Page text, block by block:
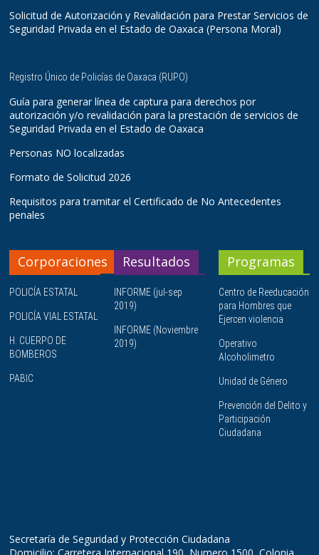
Solicitud de Autorización y Revalidación para Prestar Servicios de
Seguridad Privada en el Estado de Oaxaca (Persona Moral)
Registro Único de Policías de Oaxaca (RUPO)
Guía para generar línea de captura para derechos por
autorización y/o revalidación para la prestación de servicios de
Seguridad Privada en el Estado de Oaxaca
Personas NO localizadas
Formato de Solicitud 2026
Requisitos para tramitar el Certificado de No Antecedentes
penales
Corporaciones
POLICÍA ESTATAL
POLICÍA VIAL ESTATAL
H. CUERPO DE
BOMBEROS
PABIC
Resultados
INFORME (jul-sep
2019)
INFORME (Noviembre
2019)
Programas
Centro de Reeducación
para Hombres que
Ejercen violencia
Operativo
Alcoholimetro
Unidad de Género
Prevención del Delito y
Participación
Ciudadana
Secretaría de Seguridad y Protección Ciudadana